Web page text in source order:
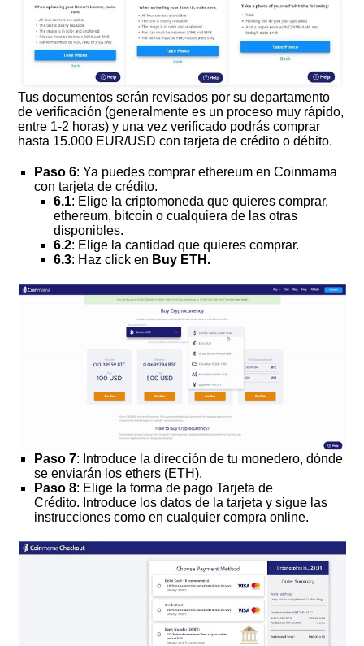
Tus documentos serán revisados por su departamento
de verificación (generalmente es un proceso muy rápido,
entre 1-2 horas) y una vez verificado podrás comprar
hasta 15.000 EUR/USD con tarjeta de crédito o débito.
Paso 6: Ya puedes comprar ethereum en Coinmama
con tarjeta de crédito.
6.1: Elige la criptomoneda que quieres comprar,
ethereum, bitcoin o cualquiera de las otras
disponibles.
6.2: Elige la cantidad que quieres comprar.
6.3: Haz click en Buy ETH.
Paso 7: Introduce la dirección de tu monedero, dónde
se enviarán los ethers (ETH).
Paso 8: Elige la forma de pago Tarjeta de
Crédito. Introduce los datos de la tarjeta y sigue las
instrucciones como en cualquier compra online.